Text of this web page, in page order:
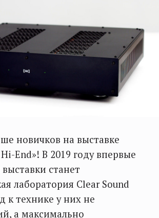
новичков на выставке
End»! В 2019 году впервые
станет
лаборатория Clear Sound
к технике у них не
а максимально